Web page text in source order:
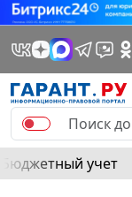
Бюджетный учет